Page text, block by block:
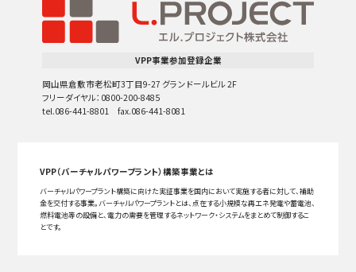
VPP事業参加登録企業
岡山県倉敷市老松町3丁目9-27 グランドールビル 2F
フリーダイヤル：0800-200-8485
tel.086-441-8801 fax.086-441-8081
VPP（バーチャルパワープラント）構築事業とは
バーチャルパワープラント構築に向けた実証事業を国内において実施する者に対して、補助
金を交付する事業。バーチャルパワープラントとは、点在する小規模な再エネ発電や蓄電池、
燃料電池等の設備と、電力の需要を管理するネットワーク・システムをまとめて制御するこ
とです。